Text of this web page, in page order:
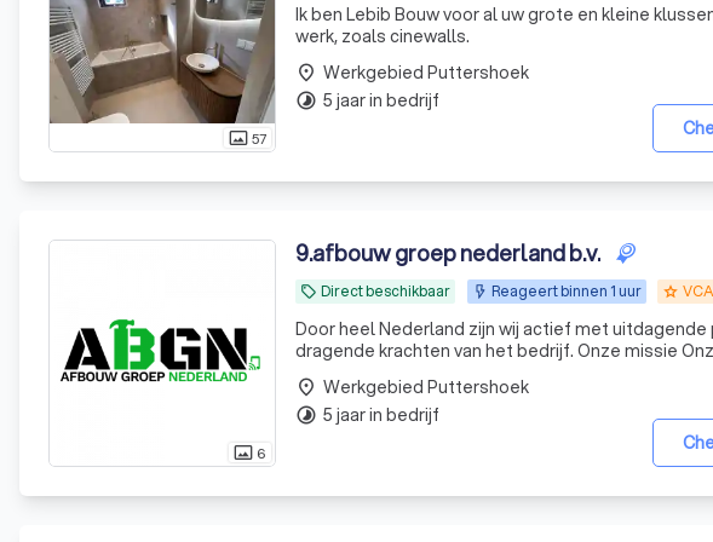
photo_size_select_actual57
Ik ben Lebib Bouw voor al uw grote en kleine
werk, zoals cinewalls.
place Werkgebied Puttershoek
timelapse 5 jaar in bedrijf
photo_size_select_actual 6
9.afbouw groep nederland b.v.
local_offer Direct beschikbaar Reageert binnen 1 uur grade
Door heel Nederland zijn wij actief met
dragende krachten van het bedrijf. Onze missie Onze missie is om het toonaangevende afbouwbedrijf
te worden binnen Nederland door de kwaliteit
place Werkgebied Puttershoek
timelapse 5 jaar in bedrijf